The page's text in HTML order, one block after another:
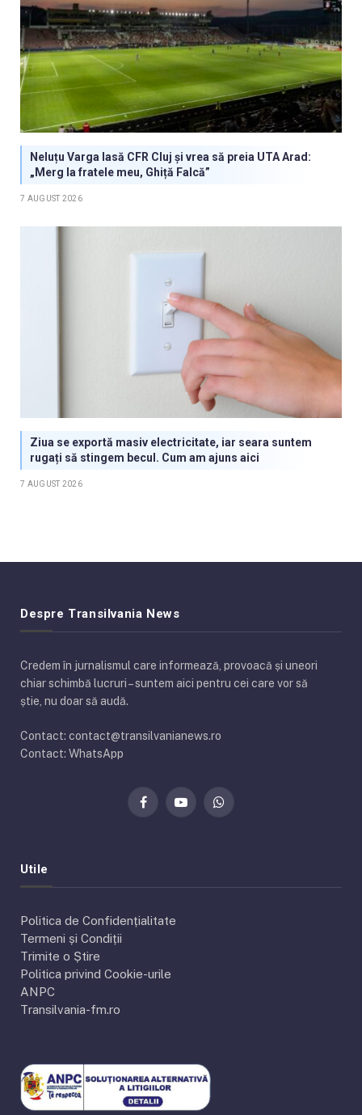
Neluțu Varga lasă CFR Cluj și vrea să preia UTA Arad:
„Merg la fratele meu, Ghiță Falcă”
7 AUGUST 2026
Ziua se exportă masiv electricitate, iar seara suntem
rugați să stingem becul. Cum am ajuns aici
7 AUGUST 2026
Despre Transilvania News
Credem în jurnalismul care informează, provoacă și uneori
chiar schimbă lucruri – suntem aici pentru cei care vor să
știe, nu doar să audă.
Contact: contact@transilvanianews.ro
Contact: WhatsApp
FacebookYouTubeWhatsApp
Utile
Politica de Confidențialitate
Termeni și Condiții
Trimite o Știre
Politica privind Cookie-urile
ANPC
Transilvania-fm.ro